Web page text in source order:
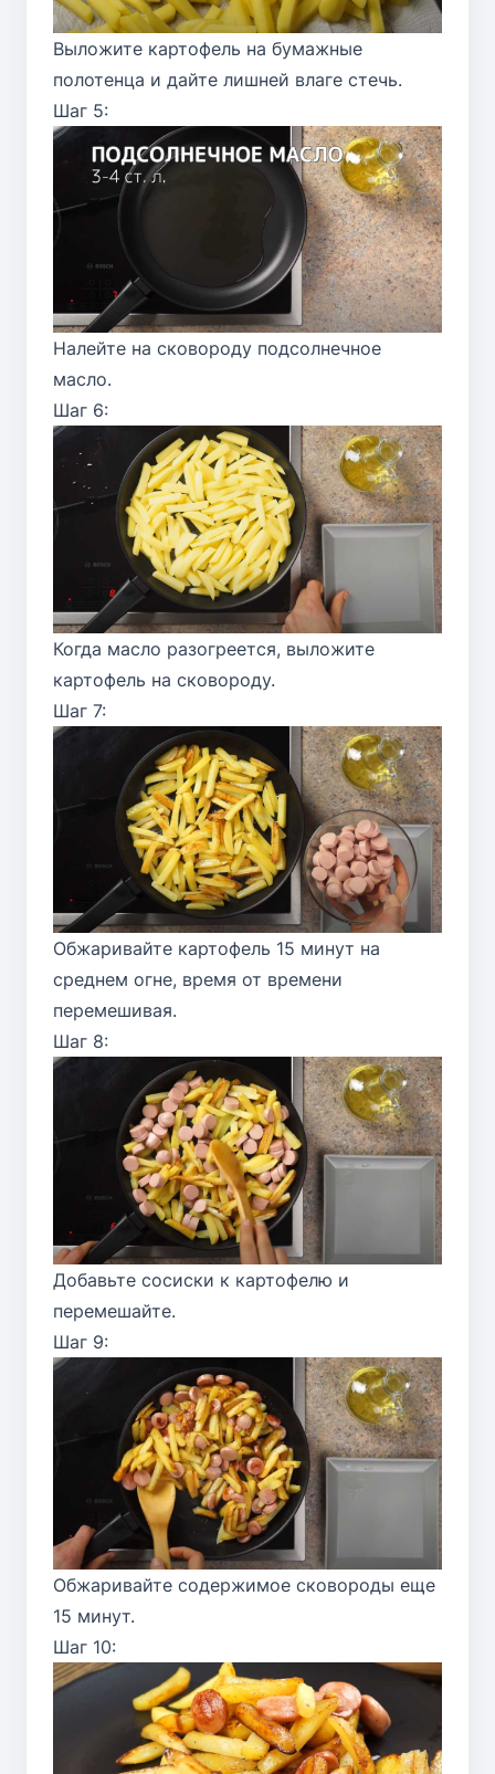
Выложите картофель на бумажные
полотенца и дайте лишней влаге стечь.
Шаг 5:
Налейте на сковороду подсолнечное
масло.
Шаг 6:
Когда масло разогреется, выложите
картофель на сковороду.
Шаг 7:
Обжаривайте картофель 15 минут на
среднем огне, время от времени
перемешивая.
Шаг 8:
Добавьте сосиски к картофелю и
перемешайте.
Шаг 9:
Обжаривайте содержимое сковороды еще
15 минут.
Шаг 10: